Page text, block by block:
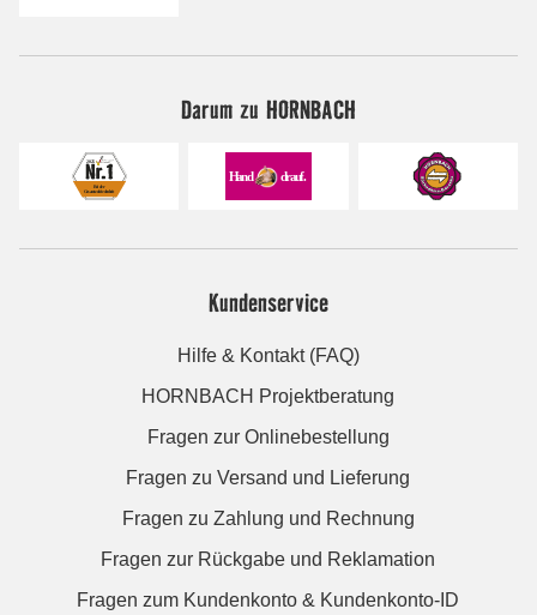
Darum zu HORNBACH
Kundenservice
Hilfe & Kontakt (FAQ)
HORNBACH Projektberatung
Fragen zur Onlinebestellung
Fragen zu Versand und Lieferung
Fragen zu Zahlung und Rechnung
Fragen zur Rückgabe und Reklamation
Fragen zum Kundenkonto & Kundenkonto-ID